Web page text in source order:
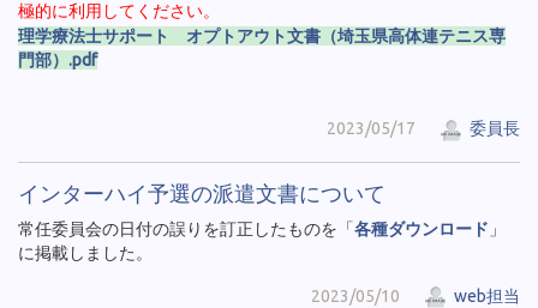
極的に利用してください。
理学療法士サポート オプトアウト文書（埼玉県高体連テニス専
門部）.pdf
2023/05/17 委員長
インターハイ予選の派遣文書について
常任委員会の日付の誤りを訂正したものを「各種ダウンロード 」
に掲載しました。
2023/05/10 web担当